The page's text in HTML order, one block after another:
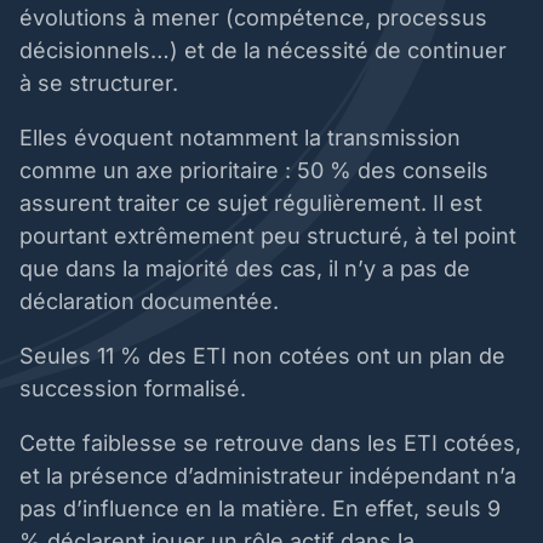
évolutions à mener (compétence, processus
décisionnels…) et de la nécessité de continuer
à se structurer.
Elles évoquent notamment la transmission
comme un axe prioritaire : 50 % des conseils
assurent traiter ce sujet régulièrement. Il est
pourtant extrêmement peu structuré, à tel point
que dans la majorité des cas, il n’y a pas de
déclaration documentée.
Seules 11 % des ETI non cotées ont un plan de
succession formalisé.
Cette faiblesse se retrouve dans les ETI cotées,
et la présence d’administrateur indépendant n’a
pas d’influence en la matière. En effet, seuls 9